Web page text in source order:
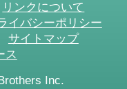
リンクについて
イバシーポリシー
サイトマップ
ス
Inc.